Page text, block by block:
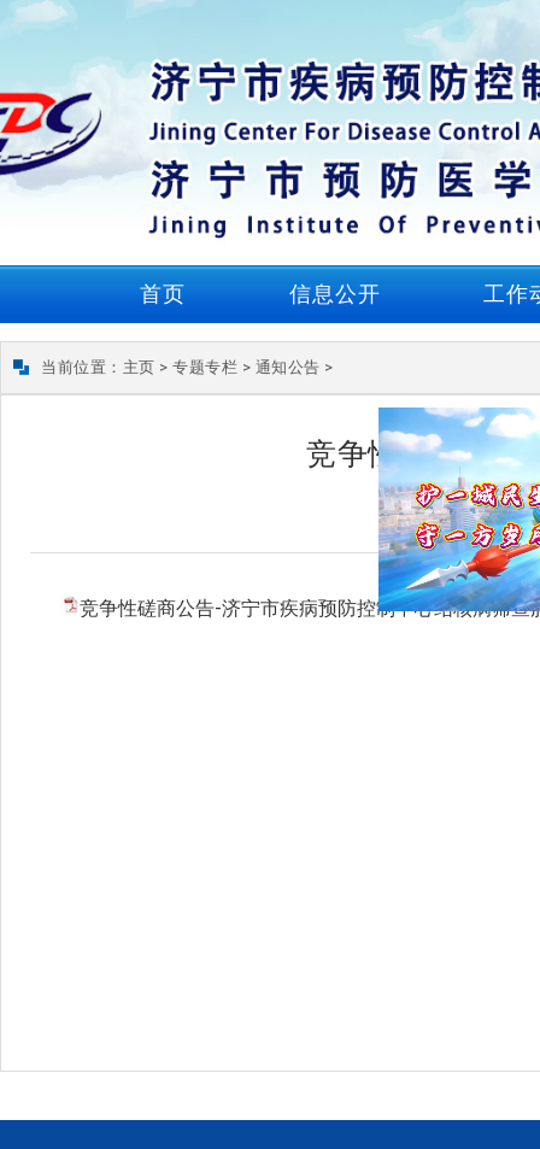
首页 信息公开 工作
当前位置： 主页 > 专题专栏 > 通知公告 >
竞争性磋商公告
竞争性磋商公告-济宁市疾病预防控制中心结核病筛查